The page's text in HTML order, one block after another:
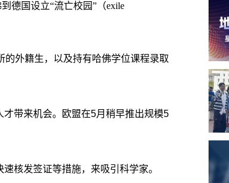
德国设立“流亡校园”（exile
外籍生，以及持有哈佛学位课程录取
带来机会。欧盟在5月稍早推出规模5
核发签证等措施，来吸引科学家。